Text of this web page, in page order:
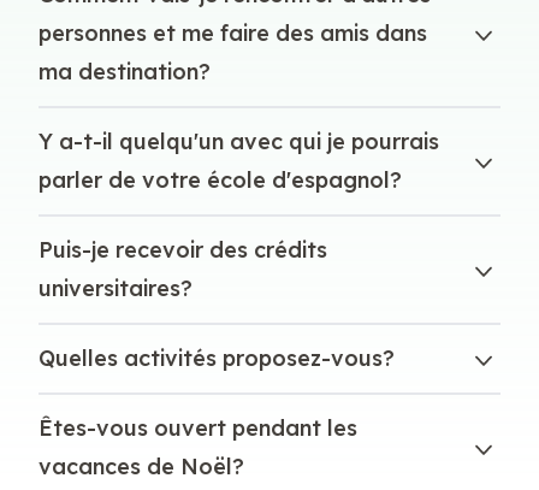
personnes et me faire des amis dans
ma destination?
Y a-t-il quelqu'un avec qui je pourrais
parler de votre école d'espagnol?
Puis-je recevoir des crédits
universitaires?
Quelles activités proposez-vous?
Êtes-vous ouvert pendant les
vacances de Noël?